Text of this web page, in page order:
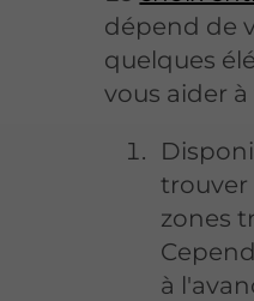
dépend de
quelques
vous aider
trouver
zones
à